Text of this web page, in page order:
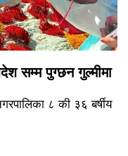
सम्म पुग्छन गुल्मीमा
८ की ३६ बर्षीय